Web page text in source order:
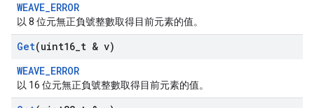
WEAVE_ERROR
以 8 位元無正負號整數取得目前元素的值。
Get(uint16 t & v)
WEAVE_ERROR
以 16 位元無正負號整數取得目前元素的值。